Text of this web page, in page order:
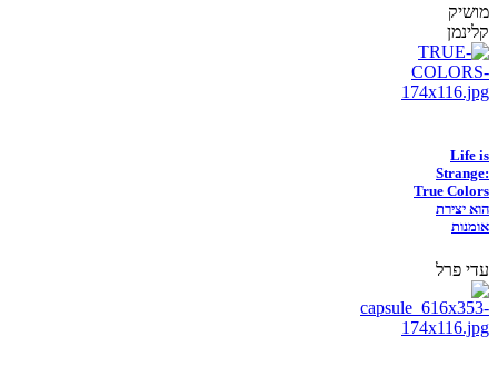
מושיק
קלינמן
Life is
Strange:
True Colors
הוא יצירת
אומנות
עדי פרל